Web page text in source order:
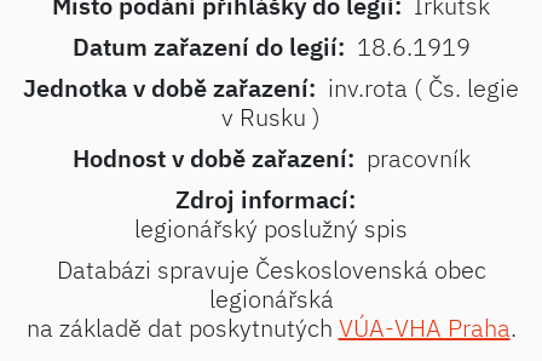
Datum zařazení do legií: 18.6.1919
Jednotka v době zařazení: inv.rota ( Čs. legie
v Rusku )
Hodnost v době zařazení: pracovník
Zdroj informací:
legionářský poslužný spis
Databázi spravuje Československá obec
legionářská
na základě dat poskytnutých VÚA-VHA Praha.